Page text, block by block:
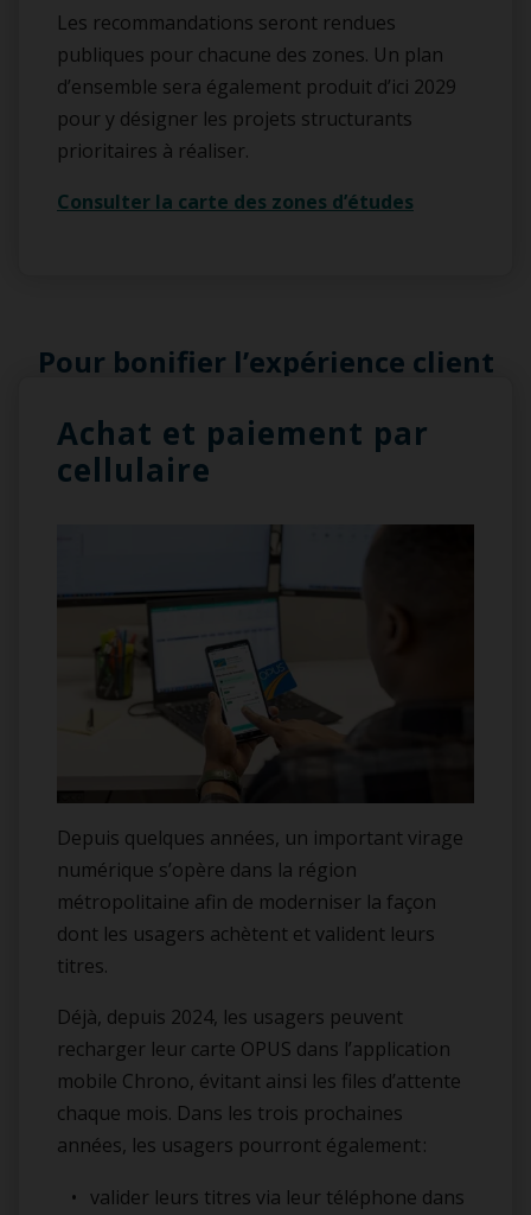
Les recommandations seront rendues
publiques pour chacune des zones. Un plan
d’ensemble sera également produit d’ici 2029
pour y désigner les projets structurants
prioritaires à réaliser.
Consulter la carte des zones d’études
Pour bonifier l’expérience client
Achat et paiement par
cellulaire
Depuis quelques années, un important virage
numérique s’opère dans la région
métropolitaine afin de moderniser la façon
dont les usagers achètent et valident leurs
titres.
Déjà, depuis 2024, les usagers peuvent
recharger leur carte OPUS dans l’application
mobile Chrono, évitant ainsi les files d’attente
chaque mois. Dans les trois prochaines
années, les usagers pourront également :
valider leurs titres via leur téléphone dans